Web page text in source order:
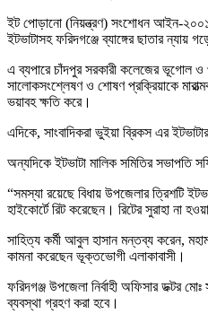
ইট পোড়ানো (নিয়ন্ত্রণ) সংশোধন আইন-
ইটভাটাসহ ফরিদগঞ্জে ব্যাঙ্গের ছাতার ন্যায়
এ ব্যপারে চাঁদপুর সরকারী কলেজের ভূগোল ও
সালোকসংশ্লেষণ ও শোষণ প্রক্রিয়াকে
ভয়াবহ ক্ষতি করে।
এদিকে, সাংবাদিকরা ভুইয়া ব্রিকস এর
অন্যদিকে ইটভাটা মালিক সমিতির সভাপতি
“সমস্যা রয়েছে বিধায় উপজেলার ত্রিশটি
হাইকোর্টে রিট করেছেন। রিটের সুরাহা না
সাহিত্য কর্মী আবুল হাসান মন্তব্য করেন,
কামনা করেছেন ভূক্তভোগী এলাকাবাসী।
ফরিদগঞ্জ উপজেলা নির্বাহী অফিসার ডক্টর
ব্যবস্থা গ্রহণ করা হবে।